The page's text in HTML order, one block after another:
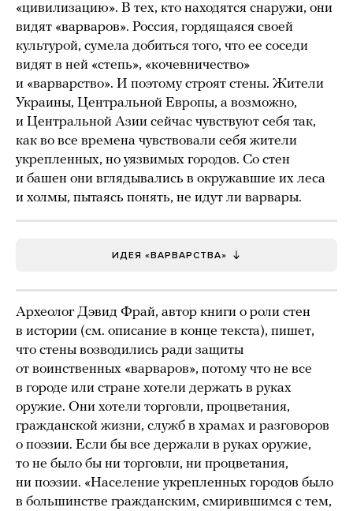
«цивилизацию». В тех, кто находятся снаружи, они
видят «варваров». Россия, гордящаяся своей
культурой, сумела добиться того, что ее соседи
видят в ней «степь», «кочевничество»
и «варварство». И поэтому строят стены. Жители
Украины, Центральной Европы, а возможно,
и Центральной Азии сейчас чувствуют себя так,
как во все времена чувствовали себя жители
укрепленных, но уязвимых городов. Со стен
и башен они вглядывались в окружавшие их леса
и холмы, пытаясь понять, не идут ли варвары.
ИДЕЯ «ВАРВАРСТВА»
Археолог Дэвид Фрай, автор книги о роли стен
в истории (см. описание в конце текста), пишет,
что стены возводились ради защиты
от воинственных «варваров», потому что не все
в городе или стране хотели держать в руках
оружие. Они хотели торговли, процветания,
гражданской жизни, служб в храмах и разговоров
о поэзии. Если бы все держали в руках оружие,
то не было бы ни торговли, ни процветания,
ни поэзии. «Население укрепленных городов было
в большинстве гражданским, смирившимся с тем,